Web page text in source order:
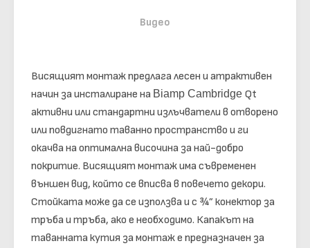
Видео
Висящият монтаж предлага лесен и атрактивен
начин за инсталиране на Biamp Cambridge Qt
активни или стандартни излъчватели в отворено
или повдигнато таванно пространство и ги
окачва на оптимална височина за най-добро
покритие. Висящият монтаж има съвременен
външен вид, който се вписва в повечето декори.
Стойката може да се използва и с ¾” конектор за
тръба и тръба, ако е необходимо. Капакът на
таванната кутия за монтаж е предназначен за